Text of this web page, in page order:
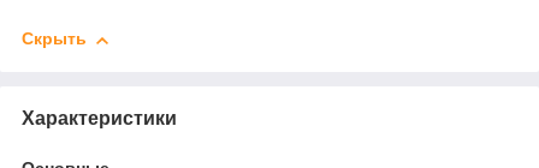
Скрыть
Характеристики